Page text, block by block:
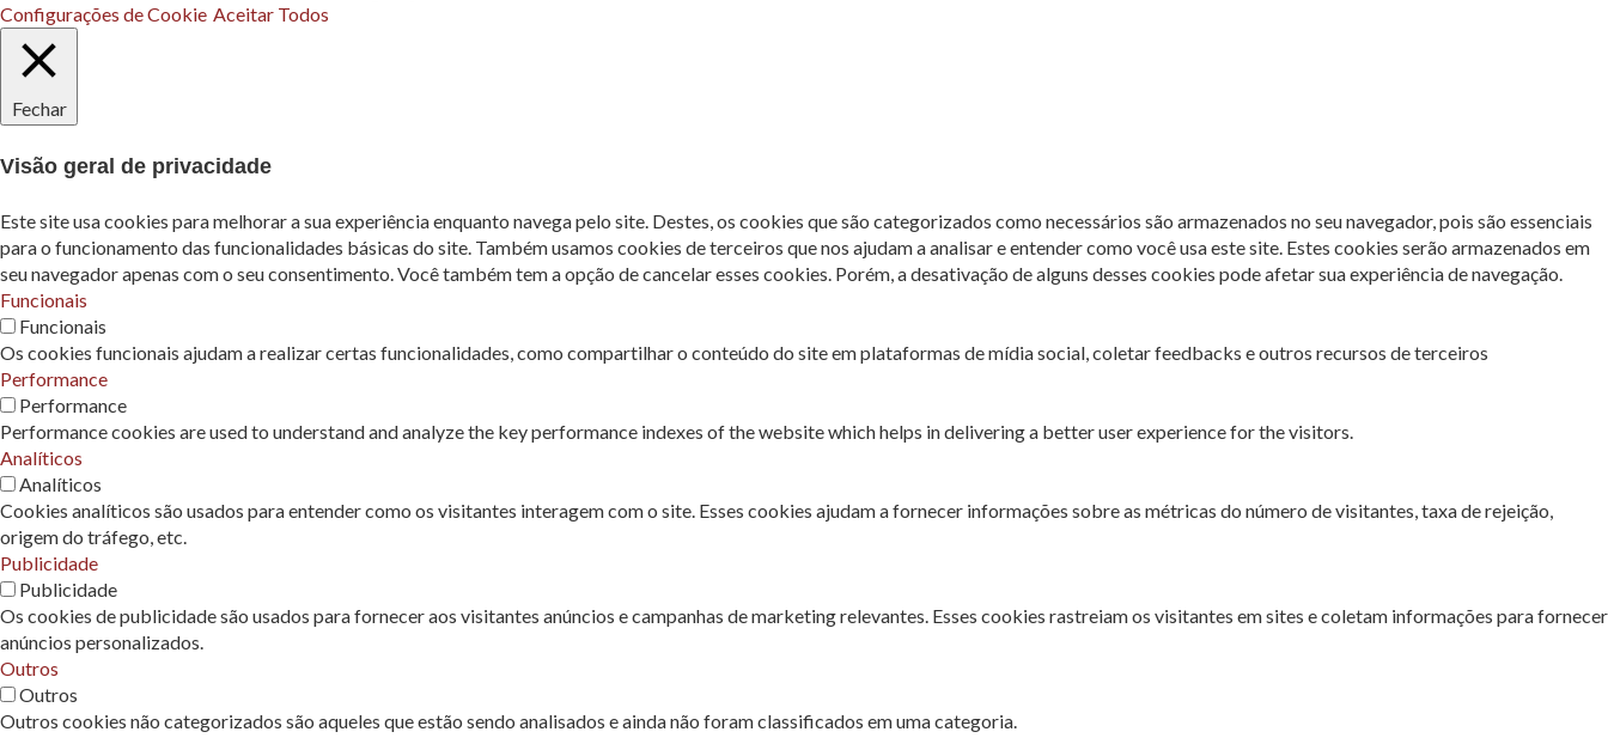
Configurações de Cookie Aceitar Todos
Fechar
Visão geral de privacidade
Este site usa cookies para melhorar a sua experiência enquanto navega pelo site. Destes, os cookies que são categorizados como necessários são armazenados no seu navegador, pois são essenciais
para o funcionamento das funcionalidades básicas do site. Também usamos cookies de terceiros que nos ajudam a analisar e entender como você usa este site. Estes cookies serão armazenados em
seu navegador apenas com o seu consentimento. Você também tem a opção de cancelar esses cookies. Porém, a desativação de alguns desses cookies pode afetar sua experiência de navegação.
Funcionais
Funcionais
Os cookies funcionais ajudam a realizar certas funcionalidades, como compartilhar o conteúdo do site em plataformas de mídia social, coletar feedbacks e outros recursos de terceiros
Performance
Performance
Performance cookies are used to understand and analyze the key performance indexes of the website which helps in delivering a better user experience for the visitors.
Analíticos
Analíticos
Cookies analíticos são usados ​​para entender como os visitantes interagem com o site. Esses cookies ajudam a fornecer informações sobre as métricas do número de visitantes, taxa de rejeição,
origem do tráfego, etc.
Publicidade
Publicidade
Os cookies de publicidade são usados ​​para fornecer aos visitantes anúncios e campanhas de marketing relevantes. Esses cookies rastreiam os visitantes em sites e coletam informações para fornecer
anúncios personalizados.
Outros
Outros
Outros cookies não categorizados são aqueles que estão sendo analisados ​​e ainda não foram classificados em uma categoria.